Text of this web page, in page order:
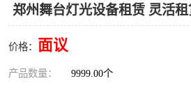
郑州舞台灯光设备租赁 灵活
价格： 面议
产品数量： 9999.00个